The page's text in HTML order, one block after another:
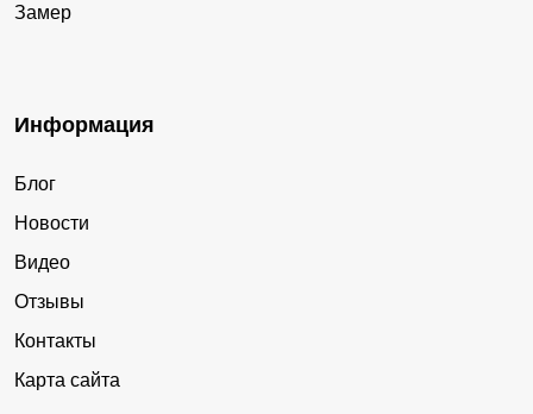
Замер
Информация
Блог
Новости
Видео
Отзывы
Контакты
Карта сайта